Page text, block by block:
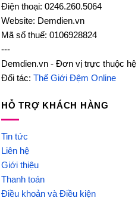
Điện thoại: 0246.260.5064
Website: Demdien.vn
Mã số thuế: 0106928824
---
Demdien.vn - Đơn vị trực thuộc
Đối tác: Thế Giới Đệm Online
HỖ TRỢ KHÁCH HÀNG
Tin tức
Liên hệ
Giới thiệu
Thanh toán
Điều khoản và Điều kiện